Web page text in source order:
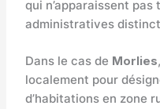
qui n’apparaissent
administratives
Dans le cas de Morlies
localement pour
d’habitations en zone